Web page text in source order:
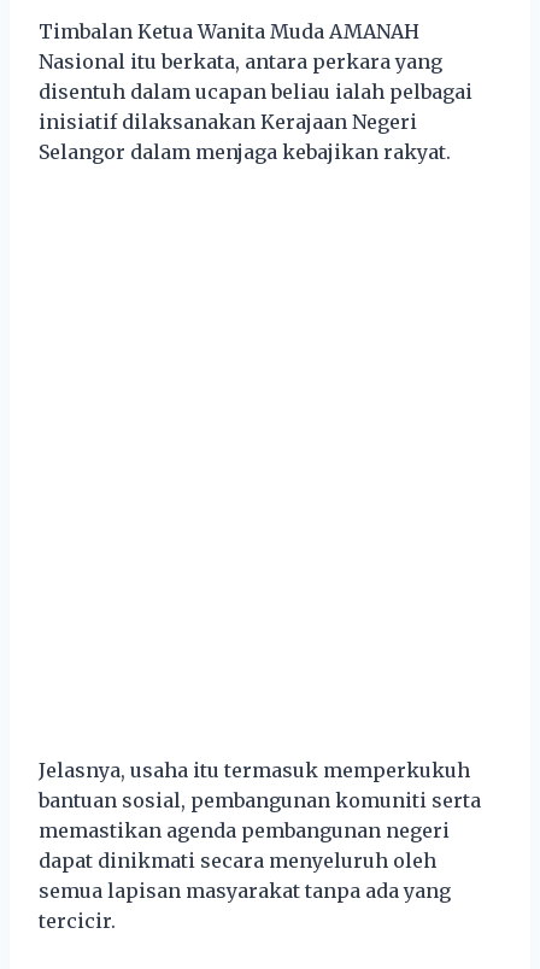
Timbalan Ketua Wanita Muda AMANAH
Nasional itu berkata, antara perkara yang
disentuh dalam ucapan beliau ialah pelbagai
inisiatif dilaksanakan Kerajaan Negeri
Selangor dalam menjaga kebajikan rakyat.
Jelasnya, usaha itu termasuk memperkukuh
bantuan sosial, pembangunan komuniti serta
memastikan agenda pembangunan negeri
dapat dinikmati secara menyeluruh oleh
semua lapisan masyarakat tanpa ada yang
tercicir.